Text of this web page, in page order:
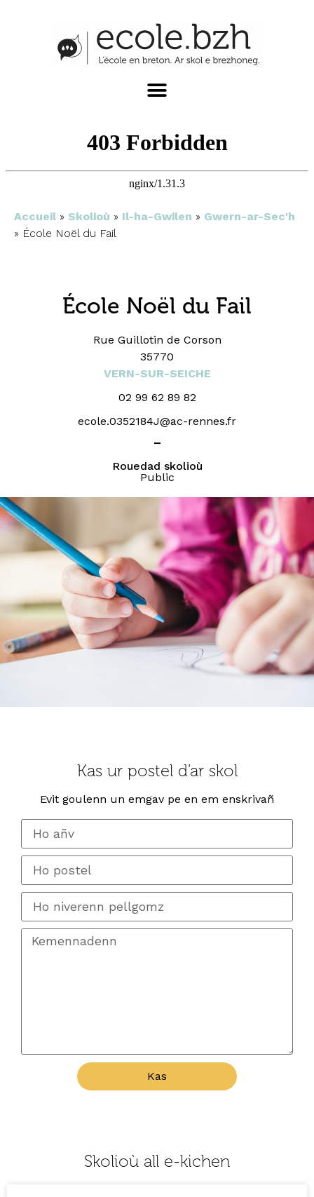
Accueil » Skolioù » Il-ha-Gwilen » Gwern-ar-Sec'h
» École Noël du Fail
École Noël du Fail
Rue Guillotin de Corson
35770
VERN-SUR-SEICHE
02 99 62 89 82
ecole.0352184J@ac-rennes.fr
Rouedad skolioù
Public
Kas ur postel d'ar skol
Evit goulenn un emgav pe en em enskrivañ
Kas
Skolioù all e-kichen